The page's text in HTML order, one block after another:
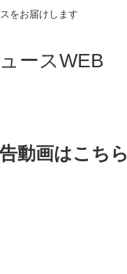
をお届けします
ースWEB
動画はこちら